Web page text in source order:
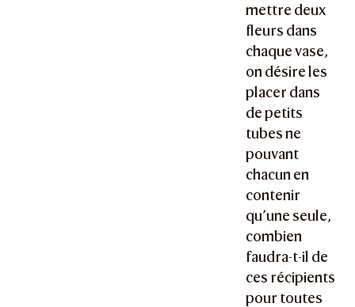
mettre deux
fleurs dans
chaque vase,
on désire les
placer dans
de petits
tubes ne
pouvant
chacun en
contenir
qu’une seule,
combien
faudra-t-il de
ces récipients
pour toutes